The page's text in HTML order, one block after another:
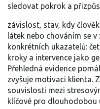
sledovat pokrok a
závislost, stav, kdy
látek nebo chováním se v
konkrétních ukazatelů:
kroky a intervence jako
Přehledná evidence
zvyšuje motivaci klienta.
souvislosti mezi
klíčové pro dlouhodobou